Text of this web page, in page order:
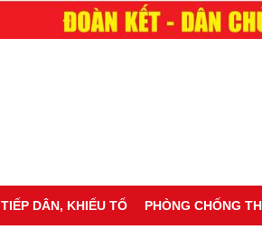
TIẾP DÂN, KHIẾU TỐ PHÒNG CHỐNG